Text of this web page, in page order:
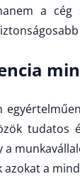
a
tudatos
a
azokat a